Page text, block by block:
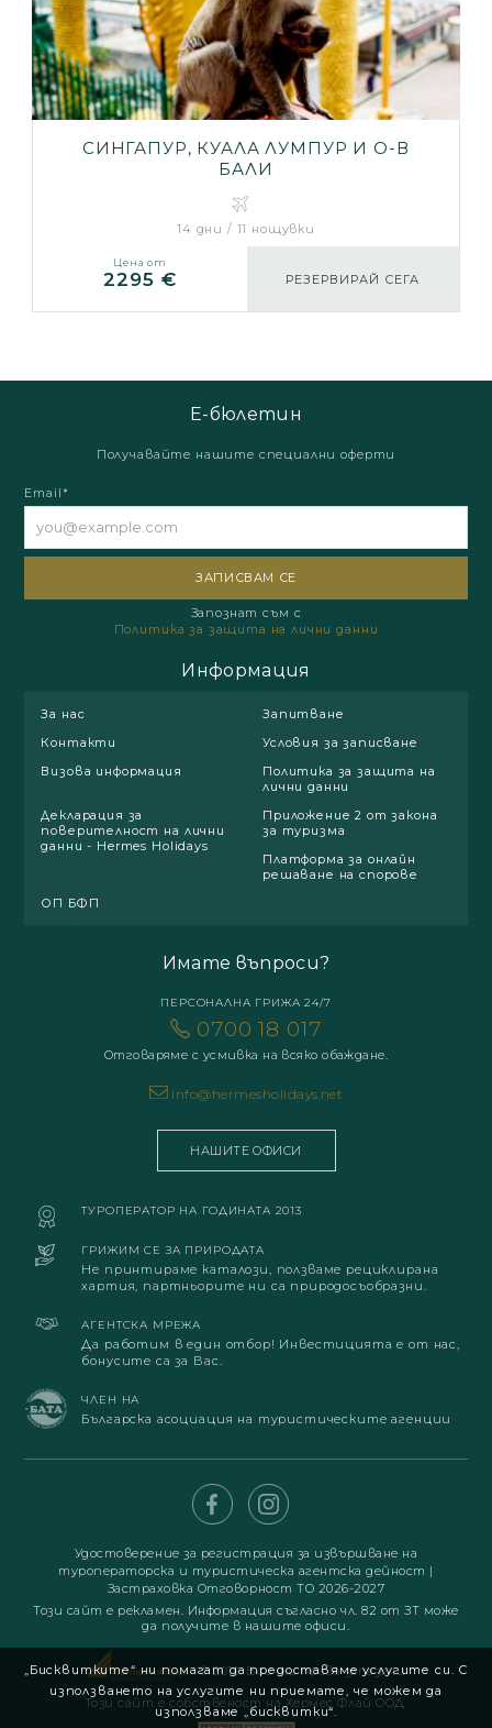
СИНГАПУР, КУАЛА ЛУМПУР И О-В
БАЛИ
14 дни / 11 нощувки
Цена от
2295 € РЕЗЕРВИРАЙ СЕГА
Е-бюлетин
Получавайте нашите специални оферти
Email*
Запознат съм с
Политика за защита на лични данни
Информация
За нас
Запитване
Контакти
Условия за записване
Визова информация
Политика за защита на
лични данни
Декларация за
поверителност на лични
данни - Hermes Holidays
Приложение 2 от закона
за туризма
Платформа за онлайн
решаване на спорове
ОП БФП
Имате въпроси?
ПЕРСОНАЛНА ГРИЖА 24/7
0700 18 017
Отговаряме с усмивка на всяко обаждане.
info@hermesholidays.net
НАШИТЕ ОФИСИ
ТУРОПЕРАТОР НА ГОДИНАТА 2013
ГРИЖИМ СЕ ЗА ПРИРОДАТА
Не принтираме каталози, ползваме рециклирана
хартия, партньорите ни са природосъобразни.
АГЕНТСКА МРЕЖА
Да работим в един отбор! Инвестицията е от нас,
бонусите са за Вас.
ЧЛЕН НА
Българска асоциация на туристическите агенции
Удостоверение за регистрация за извършване на
туроператорска и туристическа агентска дейност |
Застраховка Отговорност ТО 2026-2027
Този сайт е рекламен. Информация съгласно чл. 82 от ЗТ може
да получите в нашите офиси.
© 2019. Всички права запазени
Този сайт е собственост на Хермес Флай ООД.
„Бисквитките“ ни помагат да предоставяме услугите си. С
използването на услугите ни приемате, че можем да
използваме „бисквитки“.